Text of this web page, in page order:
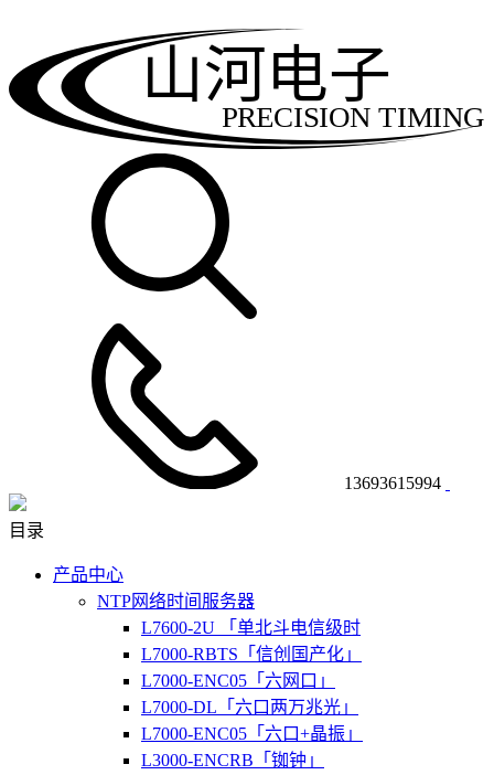
PRECISION TIMING
山河电子
13693615994
目录
产品中心
NTP网络时间服务器
L7600-2U 「单北斗电信级时
L7000-RBTS「信创国产化」
L7000-ENC05「六网口」
L7000-DL「六口两万兆光」
L7000-ENC05「六口+晶振」
L3000-ENCRB「铷钟」